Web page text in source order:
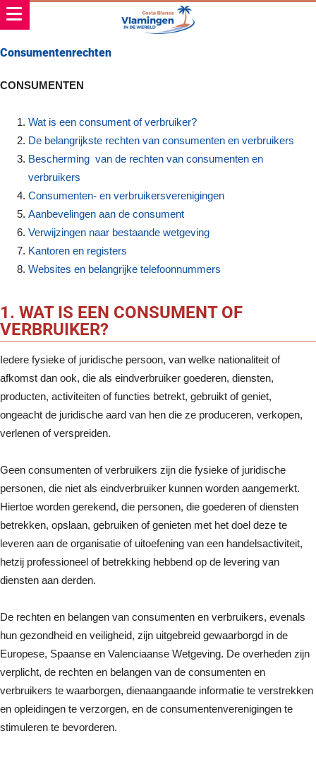
Consumentenrechten
CONSUMENTEN
Wat is een consument of verbruiker?
De belangrijkste rechten van consumenten en verbruikers
Bescherming van de rechten van consumenten en
verbruikers
Consumenten- en verbruikersverenigingen
Aanbevelingen aan de consument
Verwijzingen naar bestaande wetgeving
Kantoren en registers
Websites en belangrijke telefoonnummers
1. WAT IS EEN CONSUMENT OF
VERBRUIKER?
Iedere fysieke of juridische persoon, van welke nationaliteit of
afkomst dan ook, die als eindverbruiker goederen, diensten,
producten, activiteiten of functies betrekt, gebruikt of geniet,
ongeacht de juridische aard van hen die ze produceren, verkopen,
verlenen of verspreiden.
Geen consumenten of verbruikers zijn die fysieke of juridische
personen, die niet als eindverbruiker kunnen worden aangemerkt.
Hiertoe worden gerekend, die personen, die goederen of diensten
betrekken, opslaan, gebruiken of genieten met het doel deze te
leveren aan de organisatie of uitoefening van een handelsactiviteit,
hetzij professioneel of betrekking hebbend op de levering van
diensten aan derden.
De rechten en belangen van consumenten en verbruikers, evenals
hun gezondheid en veiligheid, zijn uitgebreid gewaarborgd in de
Europese, Spaanse en Valenciaanse Wetgeving. De overheden zijn
verplicht, de rechten en belangen van de consumenten en
verbruikers te waarborgen, dienaangaande informatie te verstrekken
en opleidingen te verzorgen, en de consumentenverenigingen te
stimuleren te bevorderen.